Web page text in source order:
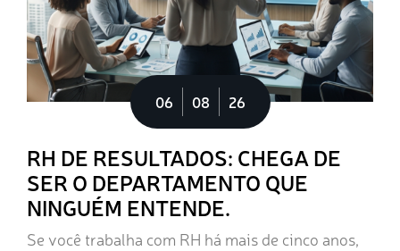
06 08 26
RH DE RESULTADOS: CHEGA DE
SER O DEPARTAMENTO QUE
NINGUÉM ENTENDE.
Se você trabalha com RH há mais de cinco anos,